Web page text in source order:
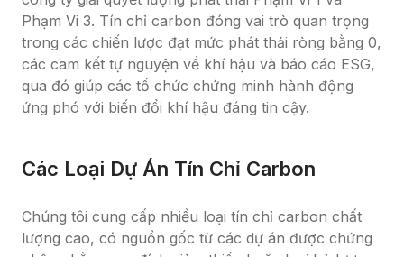
Phạm Vi 3. Tín chỉ carbon đóng vai trò quan trọng
trong các chiến lược đạt mức phát thải ròng bằng 0,
các cam kết tự nguyện về khí hậu và báo cáo ESG,
qua đó giúp các tổ chức chứng minh hành động
ứng phó với biến đổi khí hậu đáng tin cậy.
Các Loại Dự Án Tín Chỉ Carbon
Chúng tôi cung cấp nhiều loại tín chỉ carbon chất
lượng cao, có nguồn gốc từ các dự án được chứng